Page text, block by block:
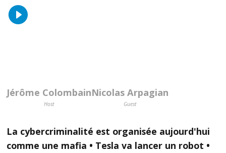
Jérôme Colombain
Host
Nicolas Arpagian
Guest
La cybercriminalité est organisée aujourd'hui
comme une mafia • Tesla va lancer un robot •